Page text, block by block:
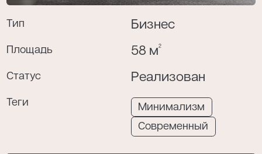
Я даю согласие на обработку моих
политикой конфиденциальности.
Тип Бизнес
Площадь 58 м2
Статус Реализован
Теги
Минимализм
Современный